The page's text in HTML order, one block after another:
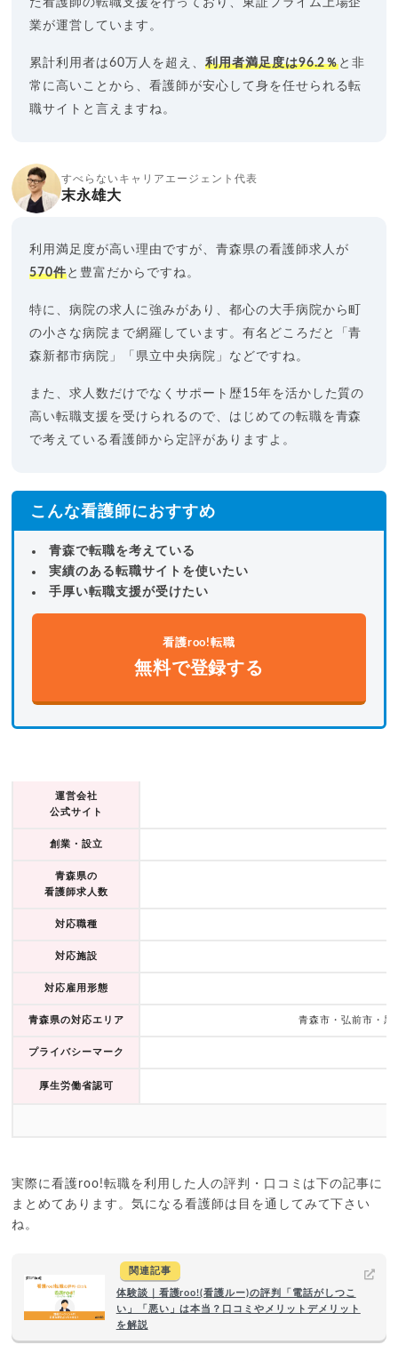
た看護師の転職支援を行っており、東証プライム上場企
業が運営しています。
累計利用者は60万人を超え、 利用者満足度は96.2％と非
常に高いことから、看護師が安心して身を任せられる転
職サイトと言えますね。
すべらないキャリアエージェント代表
末永雄大
利用満足度が高い理由ですが、青森県の看護師求人が
570件と豊富だからですね。
特に、病院の求人に強みがあり、都心の大手病院から町
の小さな病院まで網羅しています。有名どころだと「青
森新都市病院」「県立中央病院」などですね。
また、求人数だけでなくサポート歴15年を活かした質の
高い転職支援を受けられるので、はじめての転職を青森
で考えている看護師から定評がありますよ。
こんな看護師におすすめ
青森で転職を考えている
実績のある転職サイトを使いたい
手厚い転職支援が受けたい
看護roo!転職
無料で登録する
運営会社
公式サイト
創業・設立
青森県の
看護師求人数
対応職種
対応施設
対応雇用形態
青森県の対応エリア 青森市・弘前市・黒
プライバシーマーク
厚生労働省認可
実際に看護roo!転職を利用した人の評判・口コミは下の記事に
まとめてあります。気になる看護師は目を通してみて下さい
ね。
関連記事
体験談｜看護roo!(看護ルー)の評判「電話がしつこ
い」「悪い」は本当？口コミやメリットデメリット
を解説